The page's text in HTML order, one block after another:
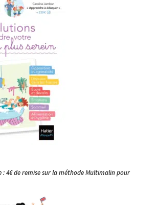
4€ de remise sur la méthode Multimalin pour